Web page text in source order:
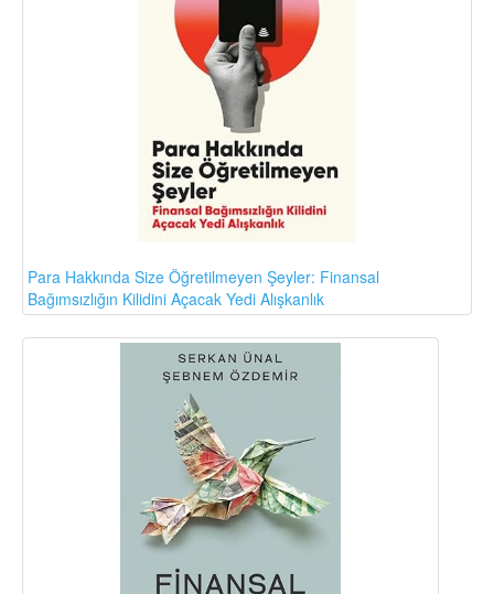
Para Hakkında Size Öğretilmeyen Şeyler: Finansal
Bağımsızlığın Kilidini Açacak Yedi Alışkanlık